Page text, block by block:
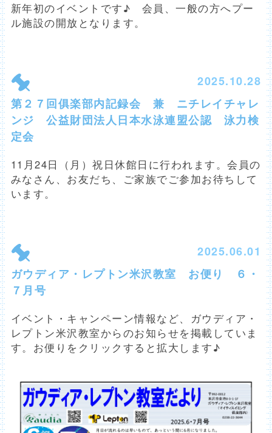
新年初のイベントです♪ 会員、一般の方へプー
ル施設の開放となります。
2025.10.28
第２７回俱楽部内記録会 兼 ニチレイチャレ
ンジ 公益財団法人日本水泳連盟公認 泳力検
定会
11月24日（月）祝日休館日に行われます。会員の
みなさん、お友だち、ご家族でご参加お待ちして
います。
2025.06.01
ガウディア・レプトン米沢教室 お便り ６・
７月号
イベント・キャンペーン情報など、ガウディア・
レプトン米沢教室からのお知らせを掲載していま
す。お便りをクリックすると拡大します♪